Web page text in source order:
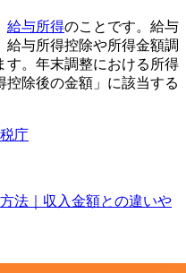
給与所得のことです。給与
与所得控除や所得金額調
す。年末調整における所得
除後の金額」に該当する
庁
法｜収入金額との違いや